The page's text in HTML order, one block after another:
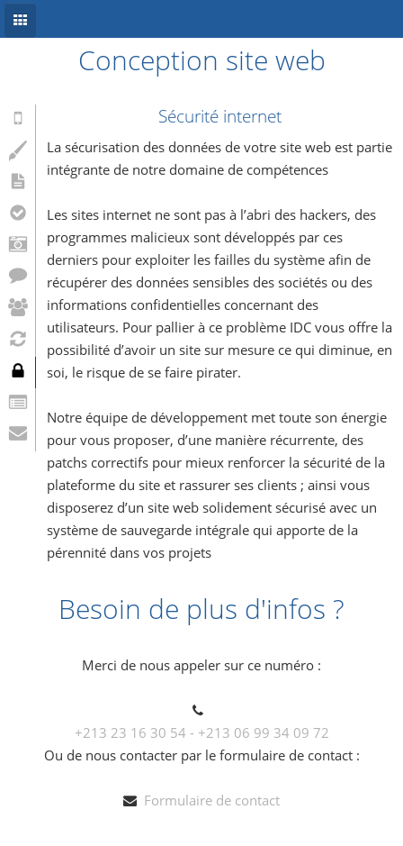
Accueil
Développement mobile
Système d’information
Informations
Conception site web
Sécurité internet
La sécurisation des données de votre site web est partie
intégrante de notre domaine de compétences
Les sites internet ne sont pas à l’abri des hackers, des
programmes malicieux sont développés par ces
derniers pour exploiter les failles du système afin de
récupérer des données sensibles des sociétés ou des
informations confidentielles concernant des
utilisateurs. Pour pallier à ce problème IDC vous offre la
possibilité d’avoir un site sur mesure ce qui diminue, en
soi, le risque de se faire pirater.
Notre équipe de développement met toute son énergie
pour vous proposer, d’une manière récurrente, des
patchs correctifs pour mieux renforcer la sécurité de la
plateforme du site et rassurer ses clients ; ainsi vous
disposerez d’un site web solidement sécurisé avec un
système de sauvegarde intégrale qui apporte de la
pérennité dans vos projets
Besoin de plus d'infos ?
Merci de nous appeler sur ce numéro :
+213 23 16 30 54 - +213 06 99 34 09 72
Ou de nous contacter par le formulaire de contact :
Formulaire de contact